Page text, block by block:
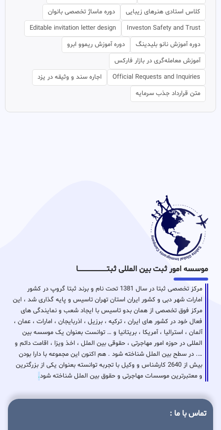
کلاس استادی هنرهای زیبایی
دوره ماساژ تخصصی بانوان
Investon Safety and Trust
Editable invitation letter design
دوره آموزش نانو بلیدینگ
دوره آموزش ریموو ابرو
آموزش معامله‌گری در بازار فارکس
Official Requests and Inquiries
اجاره سند و وثیقه در یزد
متن قرارداد جذب سرمایه
موسسه امور ثبت بین المللی ثبتـــــــــــــــــــــــــــــا
مرکز تخصصی ثبتا در سال 1381 تحت نام و برند ثبتا گروپ در کشور
امارات شهر دبی و کشور ایران استان تهران تاسیس و پایه گذاری شد ، این
مرکز فوق تخصصی از همان بدو تاسیس با ایجاد شعب و نمایندگی های
فعال خود در کشور های ایران ، ترکیه ، برزیل ، اذربایجان ، امارات ، عمان ،
آلمان ، استرالیا ، آمریکا ، بریتانیا و … توانست بعنوان یک موسسه بین
المللی در حوزه امور مهاجرتی ، حقوقی بین الملل ، اخذ ویزا ، اقامت دائم و
…. در سطح بین الملل شناخته شود . هم اکنون این مجموعه با دارا بودن
بیش از 2640 کارشناس و وکیل با تجربه توانسته بعنوان یکی از بزرگترین
و معتبرترین موسسات مهاجرتی و حقوق بین الملل شناخته شود.
تماس با ما :